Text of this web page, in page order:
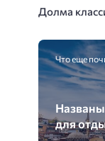
Долма
Что еще
для